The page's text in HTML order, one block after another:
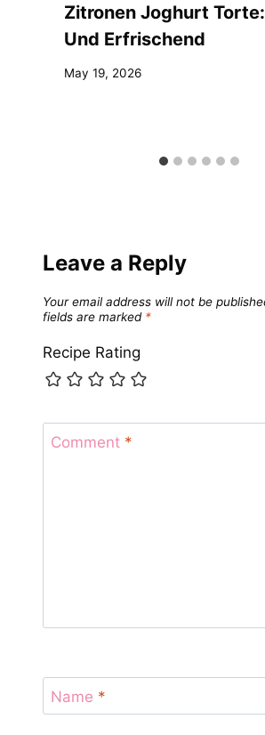
Zitronen Joghurt
Und Erfrischend
May 19, 2026
Leave a Reply
Your email address will not be
fields are marked *
Recipe Rating
Comment *
Name *